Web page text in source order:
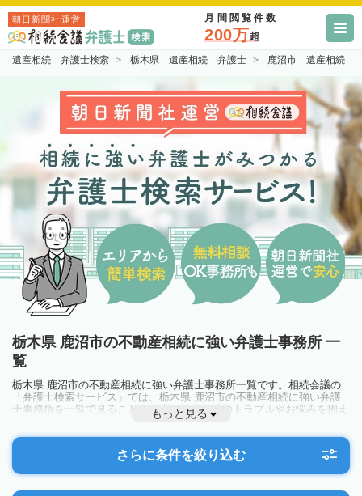
朝日新聞社運営 月間閲覧件数
200万超
遺産相続 弁護士検索 栃木県 遺産相続 弁護士 鹿沼市 遺産相続
栃木県 鹿沼市の不動産相続に強い弁護士事務所 一
覧
栃木県 鹿沼市の不動産相続に強い弁護士事務所一覧です。相続会議の
「弁護士検索サービス」では、栃木県 鹿沼市の不動産相続に強い弁護
士事務所を一覧で見ることが出来ます。相続のトラブルやお悩みを抱え
ている方は一度近隣の弁護士に相談してみましょう。
もっと見る
さらに条件を絞り込む